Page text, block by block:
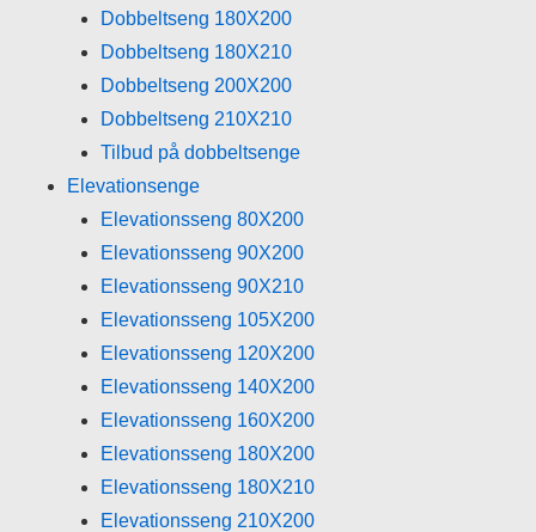
Dobbeltseng 180X200
Dobbeltseng 180X210
Dobbeltseng 200X200
Dobbeltseng 210X210
Tilbud på dobbeltsenge
Elevationsenge
Elevationsseng 80X200
Elevationsseng 90X200
Elevationsseng 90X210
Elevationsseng 105X200
Elevationsseng 120X200
Elevationsseng 140X200
Elevationsseng 160X200
Elevationsseng 180X200
Elevationsseng 180X210
Elevationsseng 210X200